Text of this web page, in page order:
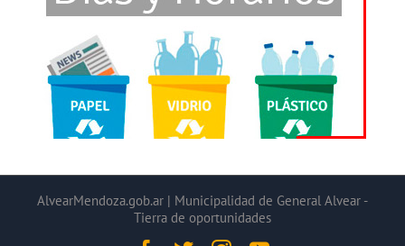
AlvearMendoza.gob.ar | Municipalidad de General Alvear -
Tierra de oportunidades